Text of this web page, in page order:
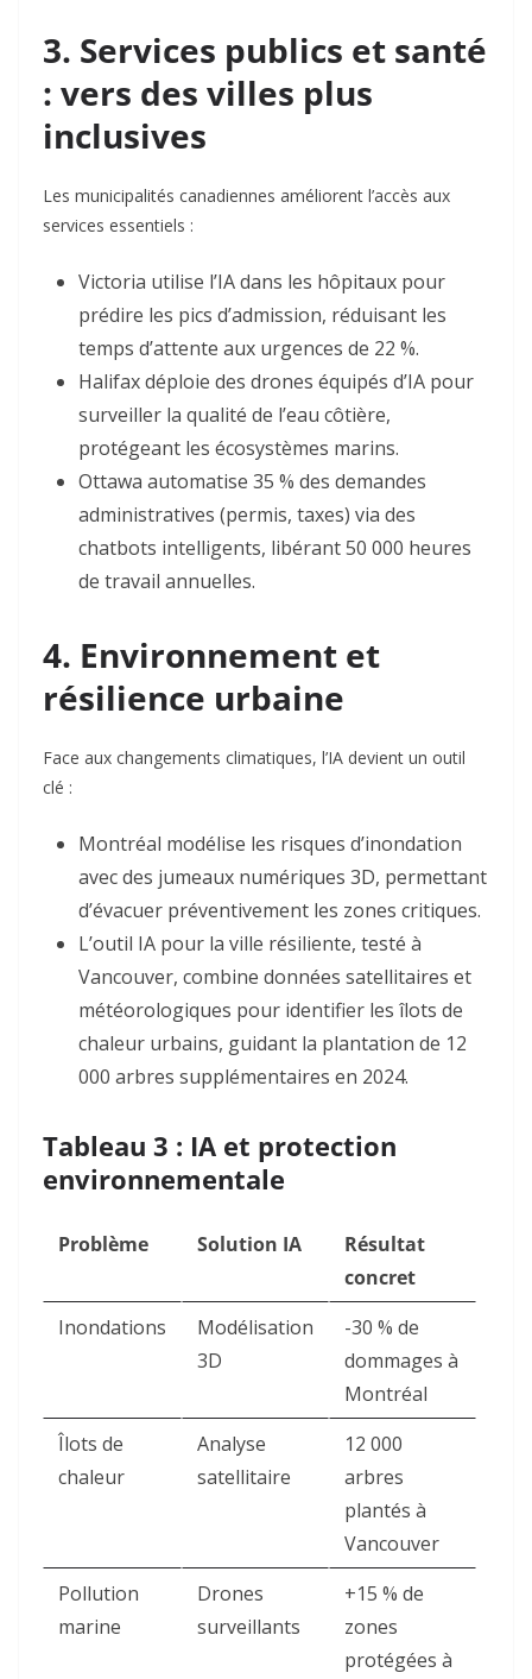
3. Services publics et santé
: vers des villes plus
inclusives
Les municipalités canadiennes améliorent l’accès aux
services essentiels :
Victoria utilise l’IA dans les hôpitaux pour
prédire les pics d’admission, réduisant les
temps d’attente aux urgences de 22 %.
Halifaxdéploie des drones équipés d’IA pour
surveiller la qualité de l’eau côtière,
protégeant les écosystèmes marins.
Ottawa automatise 35 % des demandes
administratives (permis, taxes) via des
chatbots intelligents, libérant 50 000 heures
de travail annuelles.
4. Environnement et
résilience urbaine
Face aux changements climatiques, l’IA devient un outil
clé :
Montréal modélise les risques d’inondation
avec des jumeaux numériques 3D, permettant
d’évacuer préventivement les zones critiques.
L’outil IA pour la ville résiliente, testé à
Vancouver, combine données satellitaires et
météorologiques pour identifier les îlots de
chaleur urbains, guidant la plantation de 12
000 arbres supplémentaires en 2024.
Tableau 3 : IA et protection
environnementale
Problème Solution IA
Résultat
concret
Inondations
Modélisation
3D
-30 % de
dommages à
Montréal
Îlots de
chaleur
Analyse
satellitaire
12 000
arbres
plantés à
Vancouver
Pollution
marine
Drones
surveillants
+15 % de
zones
protégées à